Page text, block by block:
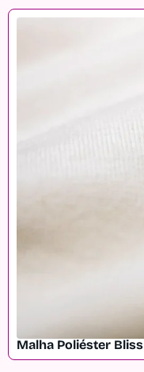
Malha Poliéster Bliss